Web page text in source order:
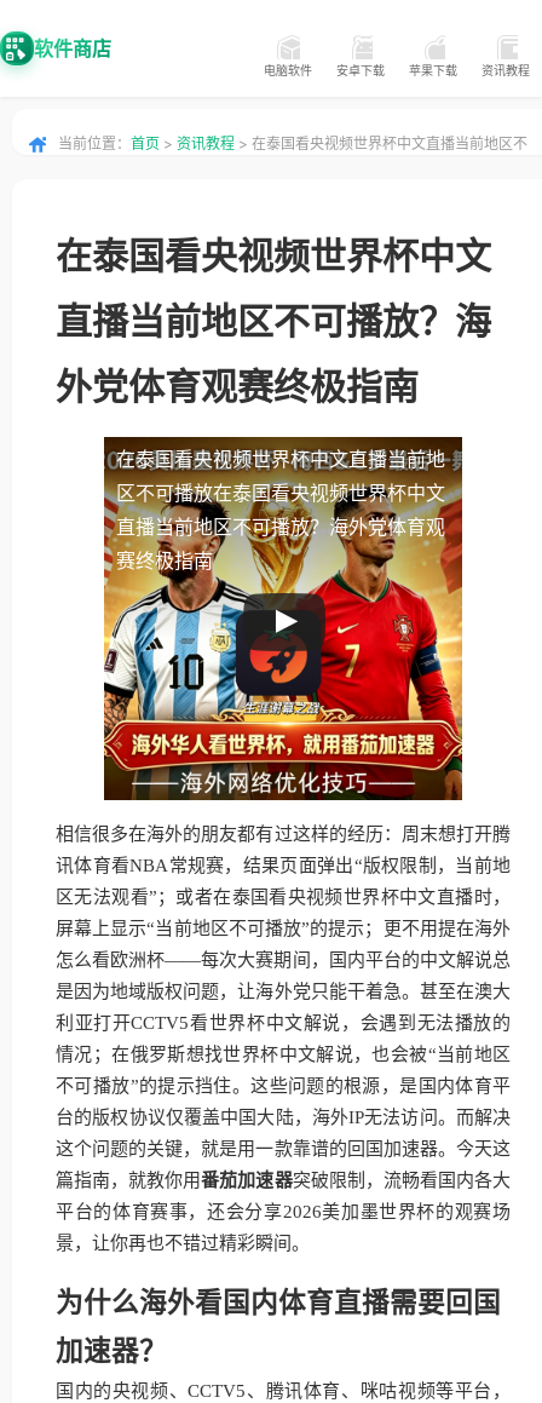
软件商店
电脑软件 安卓下载 苹果下载 资讯教程
当前位置： 首页 > 资讯教程 > 在泰国看央视频世界杯中文直播当前地区不
在泰国看央视频世界杯中文
直播当前地区不可播放？海
外党体育观赛终极指南
在泰国看央视频世界杯中文直播当前地
区不可播放在泰国看央视频世界杯中文
直播当前地区不可播放？海外党体育观
赛终极指南
相信很多在海外的朋友都有过这样的经历：周末想打开腾
讯体育看NBA常规赛，结果页面弹出“版权限制，当前地
区无法观看”；或者在泰国看央视频世界杯中文直播时，
屏幕上显示“当前地区不可播放”的提示；更不用提在海外
怎么看欧洲杯——每次大赛期间，国内平台的中文解说总
是因为地域版权问题，让海外党只能干着急。甚至在澳大
利亚打开CCTV5看世界杯中文解说，会遇到无法播放的
情况；在俄罗斯想找世界杯中文解说，也会被“当前地区
不可播放”的提示挡住。这些问题的根源，是国内体育平
台的版权协议仅覆盖中国大陆，海外IP无法访问。而解决
这个问题的关键，就是用一款靠谱的回国加速器。今天这
篇指南，就教你用番茄加速器突破限制，流畅看国内各大
平台的体育赛事，还会分享2026美加墨世界杯的观赛场
景，让你再也不错过精彩瞬间。
为什么海外看国内体育直播需要回国
加速器？
国内的央视频、CCTV5、腾讯体育、咪咕视频等平台，